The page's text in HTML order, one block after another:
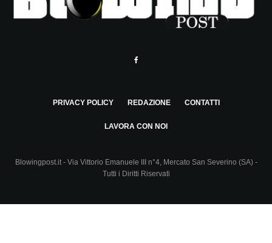
PRIVACY POLICY REDAZIONE CONTATTI
LAVORA CON NOI
Blowingpost.it - Via Vittorio Emanuele III n°4, Mercato San Severino (SA) -
Tutti i Diritti Riservati